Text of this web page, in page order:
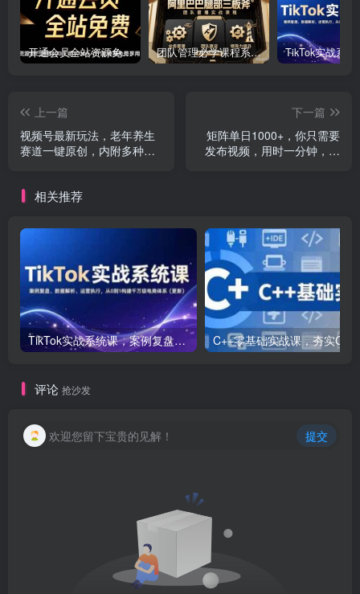
开通会员全站资源免费下载 开通VIP会员 HY资源库 团队管理必学课程系列，阿里巴巴“腿部三板斧”
上一篇
视频号最新玩法，老年养生
赛道一键原创，内附多种变
下一篇
矩阵单日1000+，你只需要
发布视频，用时一分钟，无
相关推荐
TikTok实战系统课，案例复盘、数据解析、运营执行，从0到1构建千万级电商体系（更新）
评论 抢沙发
欢迎您留下宝贵的见解！ 提交